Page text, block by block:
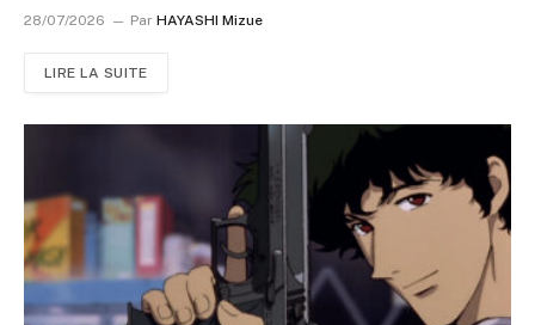
28/07/2026 Par HAYASHI Mizue
LIRE LA SUITE